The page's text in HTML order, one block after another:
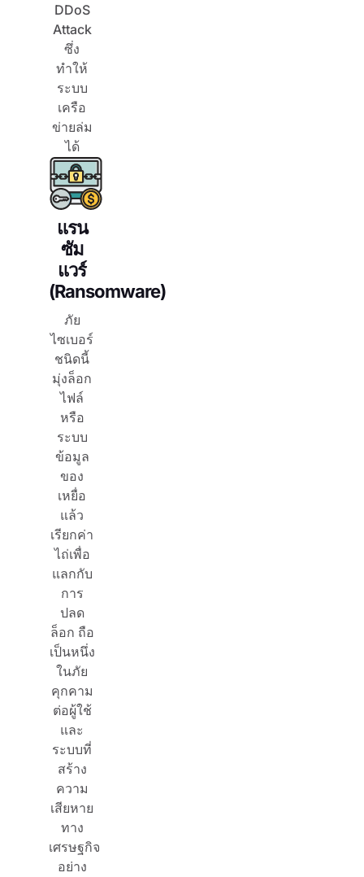
DDoS
Attack
ซึ่ง
ทำให้
ระบบ
เครือ
ข่ายล่ม
ได้
แรน
ซัม
แวร์
(Ransomware)
ภัย
ไซเบอร์
ชนิดนี้
มุ่งล็อก
ไฟล์
หรือ
ระบบ
ข้อมูล
ของ
เหยื่อ
แล้ว
เรียกค่า
ไถ่เพื่อ
แลกกับ
การ
ปลด
ล็อก ถือ
เป็นหนึ่ง
ในภัย
คุกคาม
ต่อผู้ใช้
และ
ระบบที่
สร้าง
ความ
เสียหาย
ทาง
เศรษฐกิจ
อย่าง